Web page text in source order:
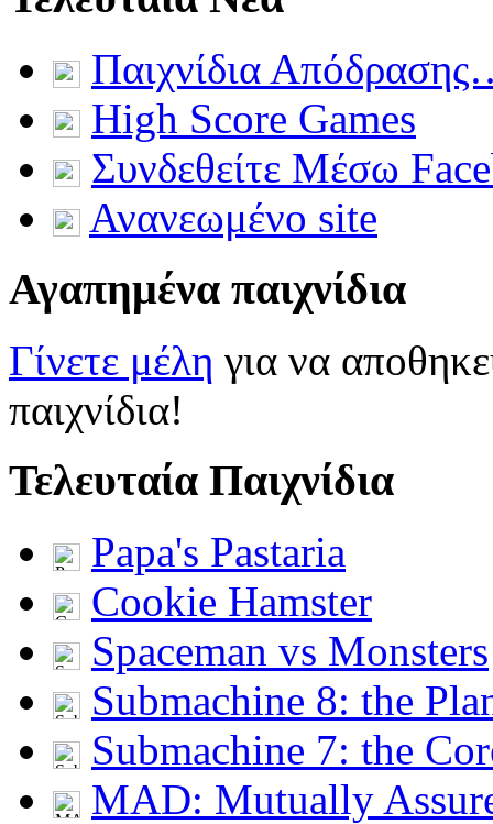
Παιχνίδια
High Score Games
Συνδεθείτε Μέσω
Ανανεωμένο site
Αγαπημένα παιχνίδια
Γίνετε μέλη για να
παιχνίδια!
Τελευταία Παιχνίδια
Papa's Pastaria
Cookie Hamster
Spaceman vs Monsters
Submachine 8: the
Submachine 7: the
MAD: Mutually